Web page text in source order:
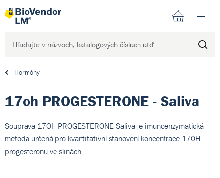
Hormóny
17oh PROGESTERONE - Saliva
Souprava 17OH PROGESTERONE Saliva je imunoenzymatická
metoda určená pro kvantitativní stanovení koncentrace 17OH
progesteronu ve slinách.